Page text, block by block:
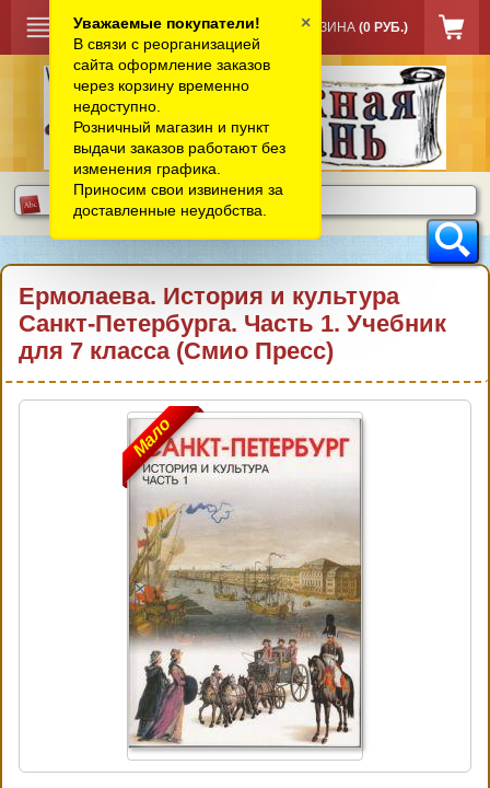
КОРЗИНА (0 РУБ.)
Ермолаева. История и культура
Санкт-Петербурга. Часть 1. Учебник
для 7 класса (Смио Пресс)
Мало
Уважаемые покупатели!
В связи с реорганизацией
сайта оформление заказов
через корзину временно
недоступно.
Розничный магазин и пункт
выдачи заказов работают без
изменения графика.
Приносим свои извинения за
доставленные неудобства.
×